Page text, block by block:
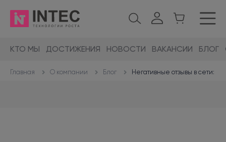
КТО МЫ ДОСТИЖЕНИЯ НОВОСТИ ВАКАНСИИ БЛОГ
Главная О компании Блог Негативные отзывы в сети: